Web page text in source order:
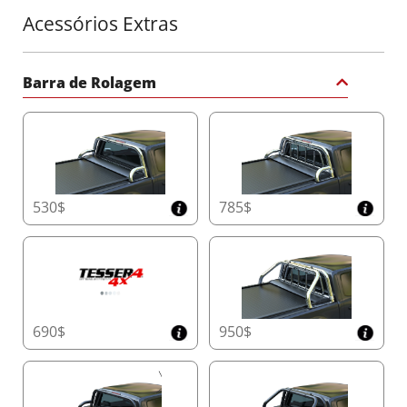
Atualizações Futuras
aplicativo móvel intuitivo. Aproveite animações
unidades Tessera Roll+ na sua frota, personalize
as configurações de luzes LED, monitore ciclos
de operação, emparelhe novos controles
remotos e acesse guias detalhados passo a
passo—tudo ao alcance dos seus dedos. Esteja
sempre atualizado com as atualizações de
firmware via placa de IA, garantindo que o seu
Tessera Roll+ acompanhe as últimas
funcionalidades, como se fosse um smartphone.
Funcionalidade de Backup Sem Igual
O Tessera Roll+ é a única cobertura retrátil na
indústria 4x4 que pode ser convertida em uma
versão manual totalmente funcional em menos
de um minuto em caso de falha do motor. Isso
garante uso contínuo enquanto se aguardam
Acessórios Extras
Barra de Rolagem
530$ 785$
690$ 950$